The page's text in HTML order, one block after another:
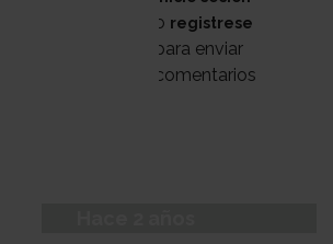
o registrese
para enviar
comentarios